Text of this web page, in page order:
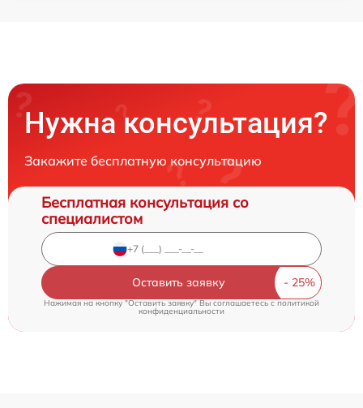
Нужна консультация?
Закажите бесплатную консультацию
Бесплатная консультация со
специалистом
Оставить заявку
Нажимая на кнопку "Оставить заявку" Вы соглашаетесь cполитикой
конфиденциальности